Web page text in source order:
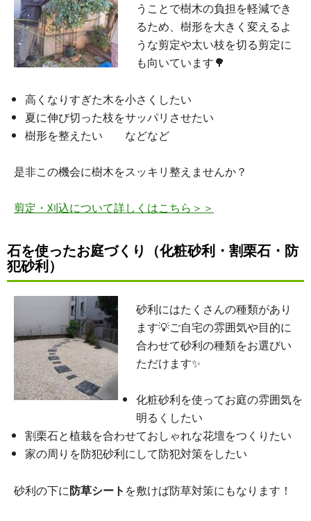
うことで樹木の負担を軽減でき
るため、樹形を大きく変えるよ
うな剪定や太い枝を切る剪定に
も向いています🌳
高くなりすぎた木を小さくしたい
夏に伸び切った枝をサッパリさせたい
樹形を整えたい などなど
是非この機会に樹木をスッキリ整えませんか？
剪定・刈込について詳しくはこちら＞＞
石を使ったお庭づくり（化粧砂利・割栗石・防
犯砂利）
砂利にはたくさんの種類があり
ます💡ご自宅の雰囲気や目的に
合わせて砂利の種類をお選びい
ただけます✨
化粧砂利を使ってお庭の雰囲気を
明るくしたい
割栗石と植栽を合わせておしゃれな花壇をつくりたい
家の周りを防犯砂利にして防犯対策をしたい
砂利の下に防草シート を敷けば防草対策にもなります！